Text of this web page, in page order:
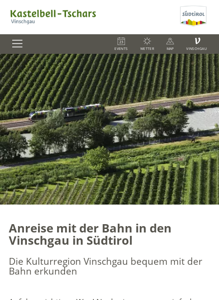
EVENTS WETTER MAP
V
VINSCHGAU
Anreise mit der Bahn in den
Vinschgau in Südtirol
Die Kulturregion Vinschgau bequem mit der
Bahn erkunden